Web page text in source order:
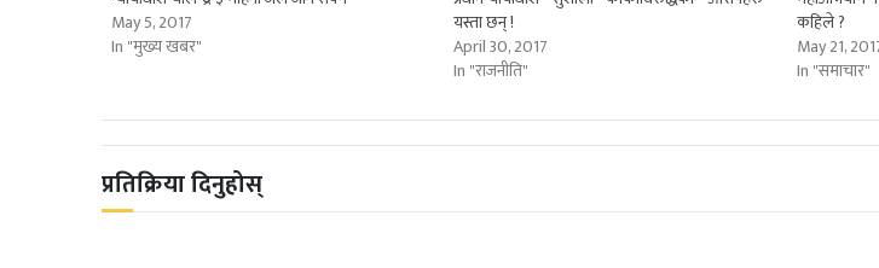
May 5, 2017
In "मुख्य खबर"
यस्ता छन् !
April 30, 2017
In "राजनीति"
कहिले ?
May 21,
In "समाचार"
प्रतिक्रिया दिनुहोस्